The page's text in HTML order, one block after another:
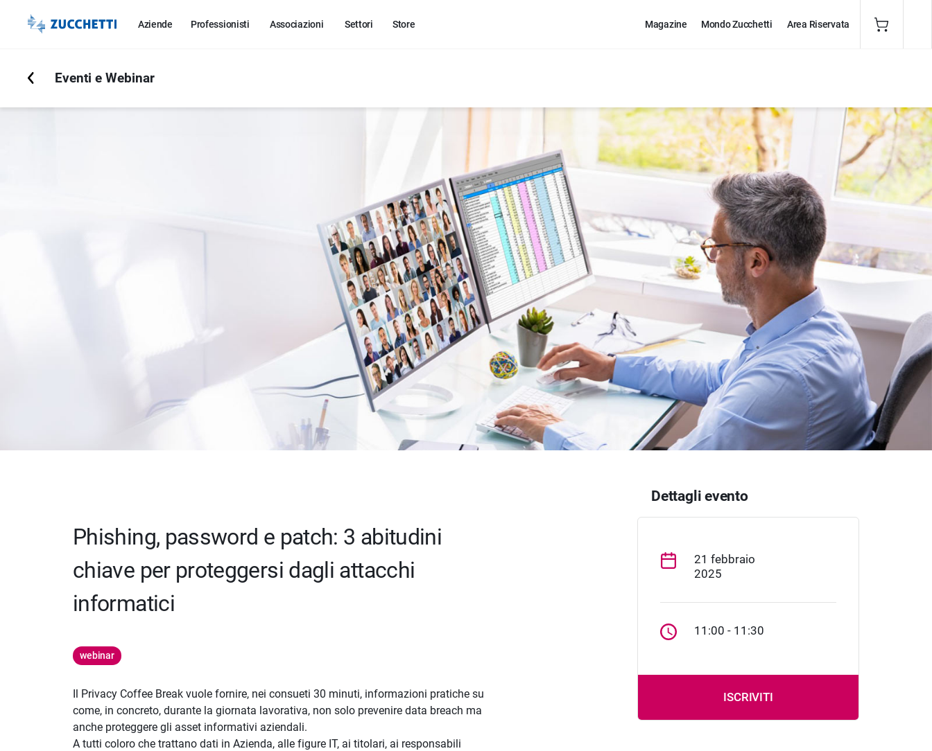
Aziende Professionisti Associazioni Settori Store Magazine Mondo Zucchetti Area Riservata
Eventi e Webinar
Phishing, password e patch: 3 abitudini
chiave per proteggersi dagli attacchi
informatici
webinar
Il Privacy Coffee Break vuole fornire, nei consueti 30 minuti, informazioni pratiche su
come, in concreto, durante la giornata lavorativa, non solo prevenire data breach ma
anche proteggere gli asset informativi aziendali.
A tutti coloro che trattano dati in Azienda, alle figure IT, ai titolari, ai responsabili
Dettagli evento
21 febbraio
2025
11:00 - 11:30
ISCRIVITI